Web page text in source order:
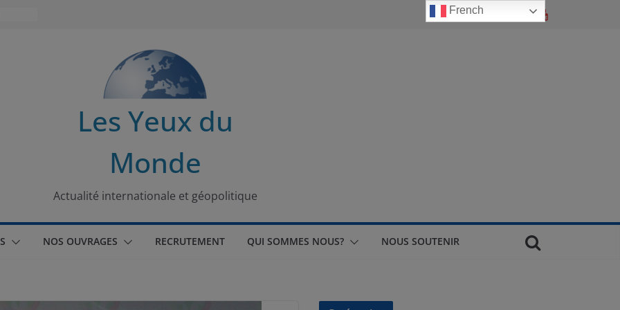
Les Yeux du
Monde
Actualité internationale et géopolitique
NOS OUVRAGES RECRUTEMENT QUI SOMMES NOUS? NOUS SOUTENIR
French